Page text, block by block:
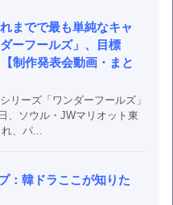
までで最も単純なキャ
ーフールズ」、目標
制作発表会動画・まと
リーズ「ワンダーフールズ」
、ソウル・JWマリオット東
、パ...
：韓ドラここが知りた